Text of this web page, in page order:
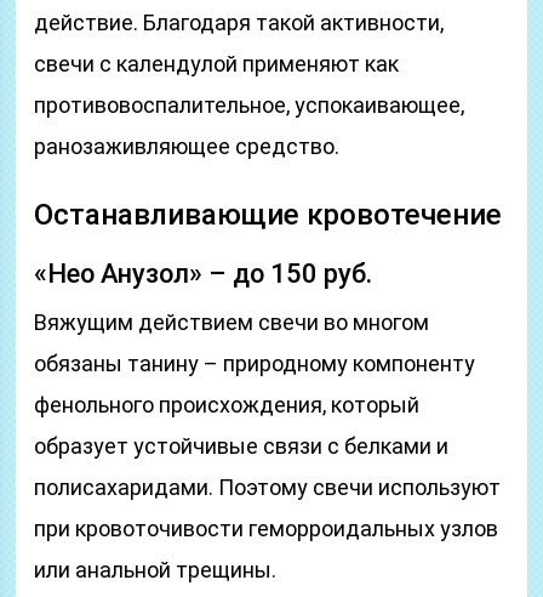
действие. Благодаря такой активности,
свечи с календулой применяют как
противовоспалительное, успокаивающее,
ранозаживляющее средство.
Останавливающие кровотечение
«Нео Анузол» – до 150 руб.
Вяжущим действием свечи во многом
обязаны танину – природному компоненту
фенольного происхождения, который
образует устойчивые связи с белками и
полисахаридами. Поэтому свечи используют
при кровоточивости геморроидальных узлов
или анальной трещины.